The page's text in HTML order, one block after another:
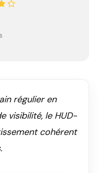
régulier en
visibilité, le HUD-
cohérent